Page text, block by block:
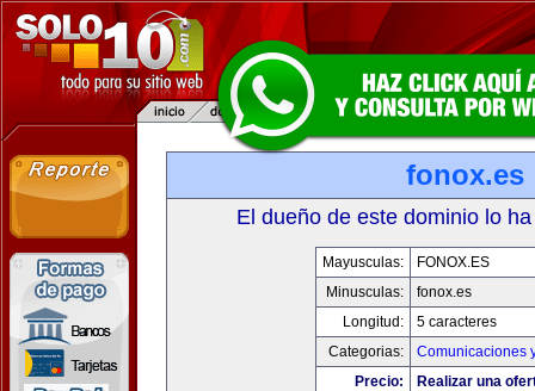
fonox.es
El dueño de este dominio lo
Mayusculas:
FONOX.ES
Minusculas:
fonox.es
Longitud:
5 caracteres
Categorias:
Comunicaciones
Precio:
Realizar una